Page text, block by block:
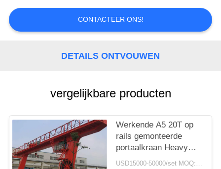
SITEMAP
CONTACTEER ONS!
DETAILS ONTVOUWEN
vergelijkbare producten
Werkende A5 20T op
rails gemonteerde
portaalkraan Heavy
Duty
USD15000-50000/set MOQ:1 stel